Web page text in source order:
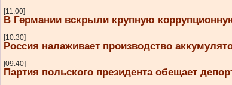
[11:00]
В Германии вскрыли крупную
[10:30]
Россия налаживает производство
[09:40]
Партия польского президента обещает